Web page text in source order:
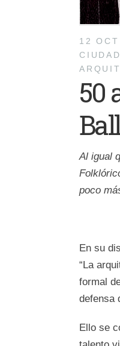
12
50
Al igual
poco
En su
“La
formal
defensa
Ello se